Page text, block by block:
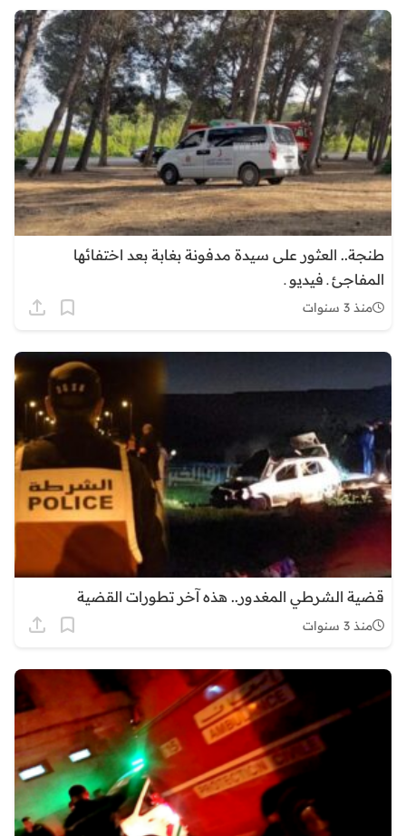
طنجة.. العثور على سيدة مدفونة بغابة بعد اختفائها
المفاجئ ـ فيديو ـ
منذ 3 سنوات
قضية الشرطي المغدور.. هذه آخر تطورات القضية
منذ 3 سنوات